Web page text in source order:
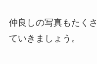
仲良しの写真もたく
ていきましょう。